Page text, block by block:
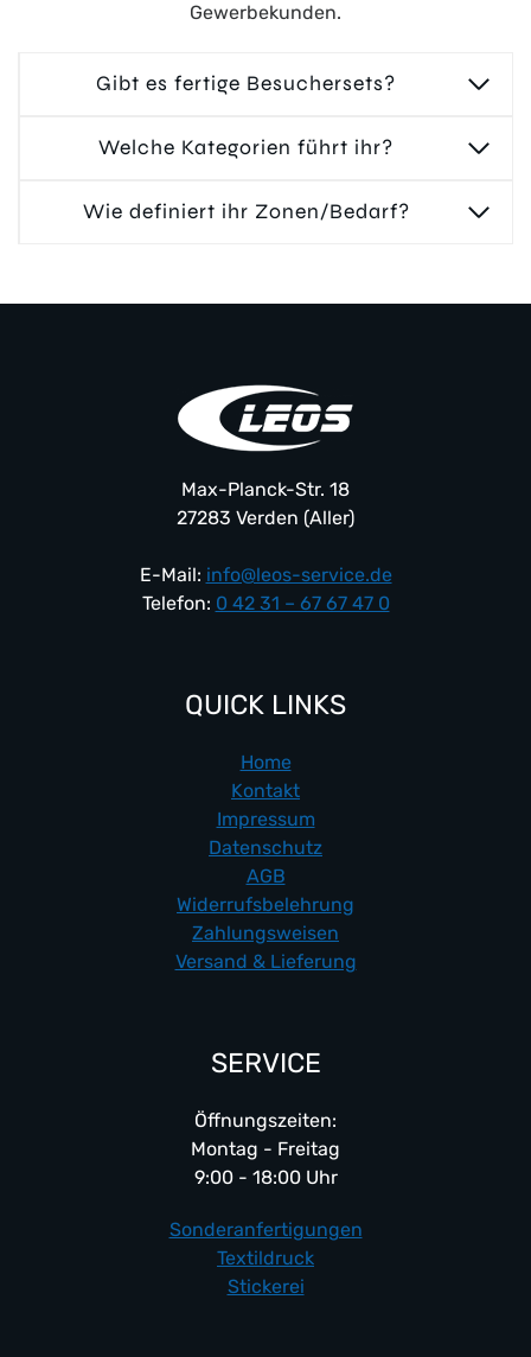
Gewerbekunden.
Gibt es fertige Besuchersets?
Welche Kategorien führt ihr?
Wie definiert ihr Zonen/Bedarf?
Max-Planck-Str. 18
27283 Verden (Aller)
E-Mail: info@leos-service.de
Telefon: 0 42 31 – 67 67 47 0
QUICK LINKS
Home
Kontakt
Impressum
Datenschutz
AGB
Widerrufsbelehrung
Zahlungsweisen
Versand & Lieferung
SERVICE
Öffnungszeiten:
Montag - Freitag
9:00 - 18:00 Uhr
Sonderanfertigungen
Textildruck
Stickerei